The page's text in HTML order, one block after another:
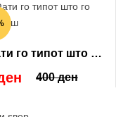
го типот што го
400 ден